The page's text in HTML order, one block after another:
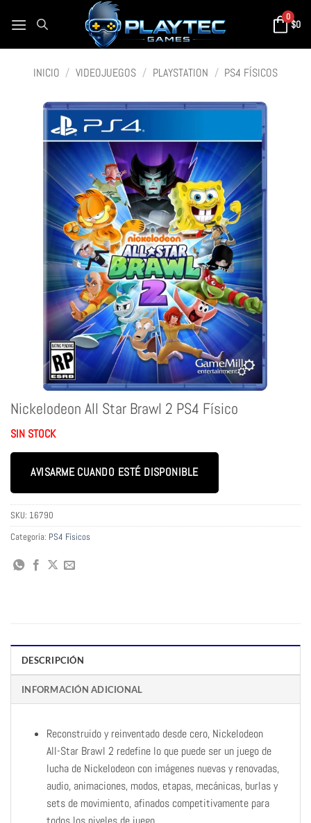
0
$0
INICIO / VIDEOJUEGOS / PLAYSTATION / PS4 FÍSICOS
Nickelodeon All Star Brawl 2 PS4 Físico
SIN STOCK
AVISARME CUANDO ESTÉ DISPONIBLE
SKU: 16790
Categoría: PS4 Físicos
DESCRIPCIÓN
INFORMACIÓN ADICIONAL
Reconstruido y reinventado desde cero, Nickelodeon
All-Star Brawl 2 redefine lo que puede ser un juego de
lucha de Nickelodeon con imágenes nuevas y renovadas,
audio, animaciones, modos, etapas, mecánicas, burlas y
sets de movimiento, afinados competitivamente para